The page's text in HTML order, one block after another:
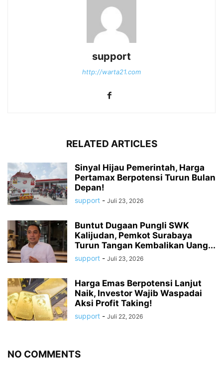
support
http://warta21.com
RELATED ARTICLES
Sinyal Hijau Pemerintah, Harga
Pertamax Berpotensi Turun Bulan
Depan!
support - Juli 23, 2026
Buntut Dugaan Pungli SWK
Kalijudan, Pemkot Surabaya
Turun Tangan Kembalikan Uang...
support - Juli 23, 2026
Harga Emas Berpotensi Lanjut
Naik, Investor Wajib Waspadai
Aksi Profit Taking!
support - Juli 22, 2026
NO COMMENTS